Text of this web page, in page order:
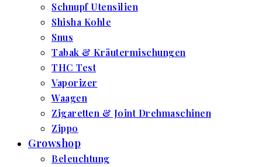
Schnupf Utensilien
Shisha Kohle
Snus
Tabak & Kräutermischungen
THC Test
Vaporizer
Waagen
Zigaretten & Joint Drehmaschinen
Zippo
Growshop
Beleuchtung